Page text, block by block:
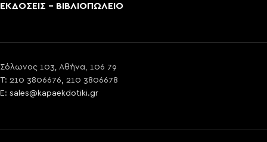
ΕΚΔΟΣΕΙΣ - ΒΙΒΛΙΟΠΩΛΕΙΟ
Σόλωνος 103, Αθήνα, 106 79
T: 210 3806676, 210 3806678
E: sales@kapaekdotiki.gr